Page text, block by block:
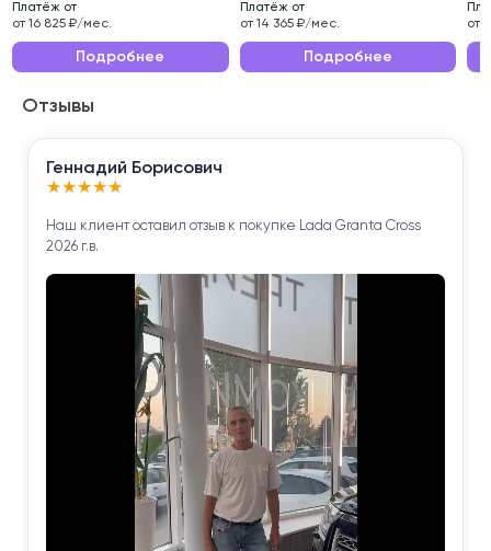
Эксплуатационные характеристики данного
автомобиля делают его идеальным выбором для
путешествий.
Приобретая ŠKODA SUPERB 2019 года , вы получаете
надёжного помощника для решения повседневных
Платёж от
от 16 825 ₽/мес.
Подробнее
Платёж от
от 14 365 ₽/мес.
Подробнее
от
Отзывы
Геннадий Борисович
★★★★★
Наш клиент оставил отзыв к покупке Lada Granta Cross
2026 г.в.